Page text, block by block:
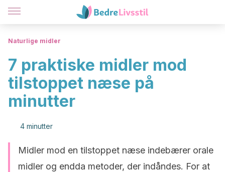
Naturlige midler
7 praktiske midler mod
tilstoppet næse på
minutter
4 minutter
Midler mod en tilstoppet næse indebærer orale
midler og endda metoder, der indåndes. For at